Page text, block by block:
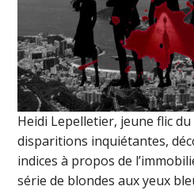
Heidi Lepelletier, jeune flic du
disparitions inquiétantes,
indices à propos de
série de blondes aux yeux